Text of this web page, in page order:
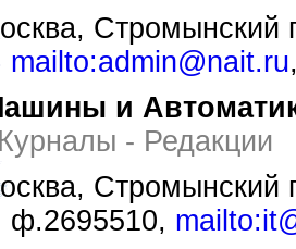
Стромынский
mailto:admin@nait.ru
и
- Редакции
Стромынский
ф.2695510,